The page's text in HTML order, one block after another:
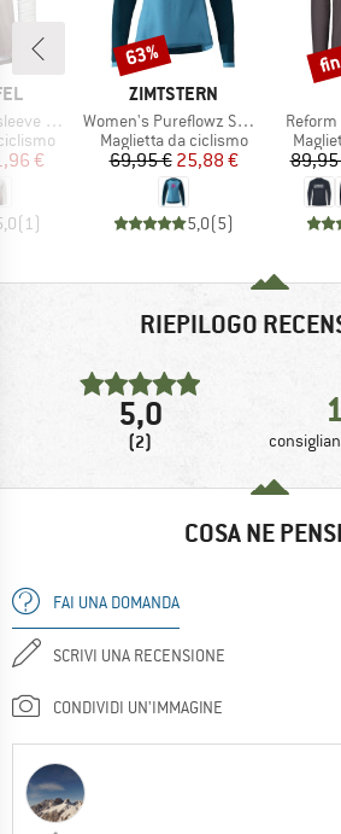
Koitere
ridotto
€
(1)
MARCHIO
ZIMTSTERN
Articolo
Women's Pureflowz Shirt L/S
Gruppo di prodotti
Maglietta da ciclismo
Prezzo
69,95 €Prezzo ridotto
25,88 €
5,0(5)
Sconto
63%
Articolo
89,95
RIEPILOGO
5,0
(2)
COSA NE
FAI UNA DOMANDA
SCRIVI UNA RECENSIONE
CONDIVIDI UN'IMMAGINE